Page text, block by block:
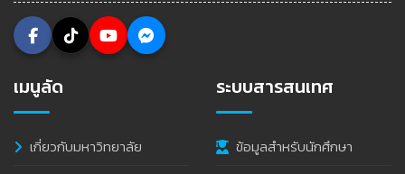
เมนูลัด
เกี่ยวกับมหาวิทยาลัย
ระบบสารสนเทศ
ข้อมูลสำหรับนักศึกษา